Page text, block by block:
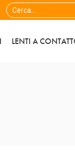
LENTI A